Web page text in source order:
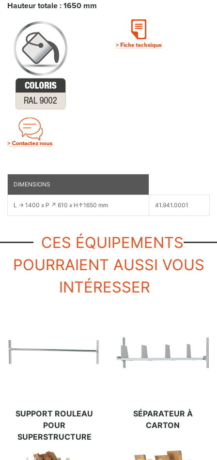
Hauteur totale : 1650 mm
DIMENSIONS
L → 1400 x P ↗ 610 x H↑1650 mm 41.941.0001
CES ÉQUIPEMENTS
POURRAIENT AUSSI VOUS
INTÉRESSER
SUPPORT ROULEAU
POUR
SUPERSTRUCTURE
SÉPARATEUR À
CARTON